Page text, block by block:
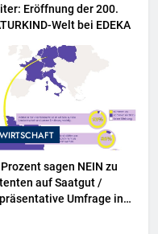
Eröffnung der 200.
Welt bei EDEKA
WIRTSCHAFT
sagen NEIN zu
auf Saatgut /
Umfrage in